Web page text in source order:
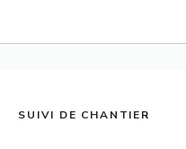
SUIVI DE CHANTIER